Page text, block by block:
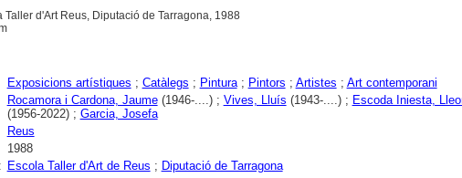
Taller d'Art Reus, Diputació de Tarragona, 1988
Exposicions artístiques ; Catàlegs ; Pintura; Pintors ; Artistes ; Art contemporani
Rocamora i Cardona, Jaume(1946-....) ; Vives, Lluís (1943-....) ; Escoda Iniesta,
(1956-2022) ; Garcia, Josefa
Reus
1988
Escola Taller d'Art de Reus ; Diputació de Tarragona